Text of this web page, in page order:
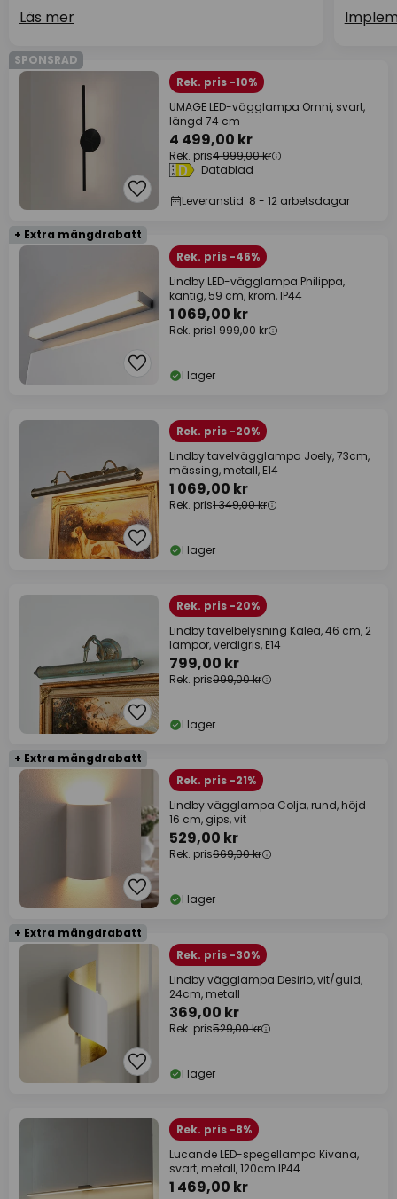
Läs mer
SPONSRAD
Rek. pris -10%
UMAGE LED-vägglampa Omni, svart,
längd 74 cm
4 499,00 kr
Rek. pris4 999,00 kr
Datablad
Leveranstid: 8 - 12 arbetsdagar
+ Extra mängdrabatt
Rek. pris -46%
Lindby LED-vägglampa Philippa,
kantig, 59 cm, krom, IP44
1 069,00 kr
Rek. pris1 999,00 kr
I lager
Rek. pris -20%
Lindby tavelvägglampa Joely, 73cm,
mässing, metall, E14
1 069,00 kr
Rek. pris1 349,00 kr
I lager
Rek. pris -20%
Lindby tavelbelysning Kalea, 46 cm, 2
lampor, verdigris, E14
799,00 kr
Rek. pris999,00 kr
I lager
+ Extra mängdrabatt
Rek. pris -21%
Lindby vägglampa Colja, rund, höjd
16 cm, gips, vit
529,00 kr
Rek. pris669,00 kr
I lager
+ Extra mängdrabatt
Rek. pris -30%
Lindby vägglampa Desirio, vit/guld,
24cm, metall
369,00 kr
Rek. pris529,00 kr
I lager
Rek. pris -8%
Lucande LED-spegellampa Kivana,
svart, metall, 120cm IP44
1 469,00 kr